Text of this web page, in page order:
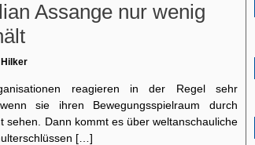
Assange nur wenig
Hilker
reagieren in der Regel sehr
sie ihren Bewegungsspielraum durch
sehen. Dann kommt es über weltanschauliche
[…]